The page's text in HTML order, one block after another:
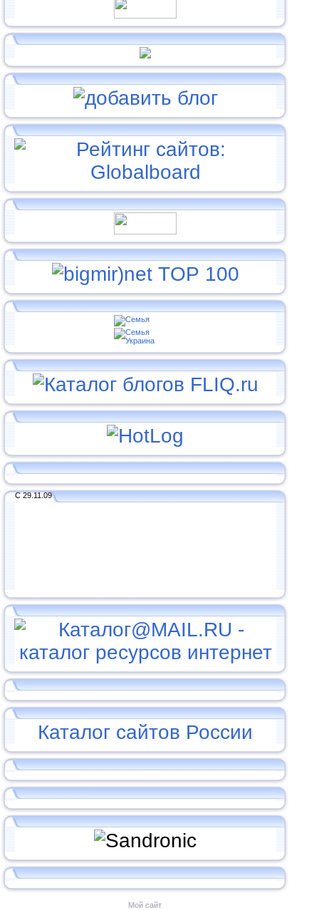
С 29.11.09
Каталог сайтов России
Мой сайт